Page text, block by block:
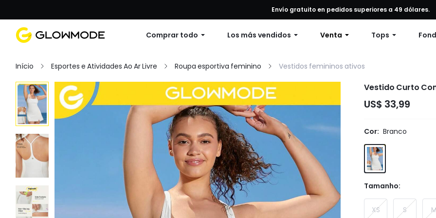
Primer pedido: 10% de descuento en cualquier pedido, 12% de descuento en pedidos de $79 o más, o 15% de
Envío gratuito en pedidos superiores a 49 dólares.
Comprar todo Los más vendidos Venta Tops
Início Esportes e Atividades Ao Ar Livre Roupa esportiva feminino Vestidos femininos ativos
Vestido Curto
US$ 33,99
Cor: Branco
Tamanho:
XS S